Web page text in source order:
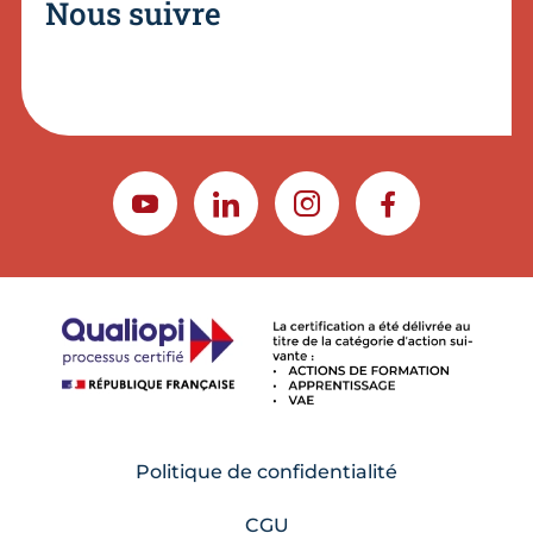
Nous suivre
YOUTUBELINKEDININSTAGRAMFACEBOOK
Politique de confidentialité
CGU